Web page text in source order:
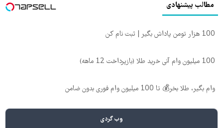
مطالب پیشنهادی
100 هزار تومن پاداش بگیر | ثبت نام کن
100 میلیون وام آنی خرید طلا (بازپرداخت 12 ماهه)
وام بگیر، طلا بخر💰 تا 100 میلیون وام فوری بدون ضامن
وب گردی